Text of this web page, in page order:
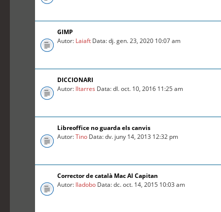
GIMP
Autor: Laiaft Data: dj. gen. 23, 2020 10:07 am
DICCIONARI
Autor: lltarres Data: dl. oct. 10, 2016 11:25 am
Libreoffice no guarda els canvis
Autor:Tino Data: dv. juny 14, 2013 12:32 pm
Corrector de català Mac Al Capitan
Autor: lladobo Data: dc. oct. 14, 2015 10:03 am